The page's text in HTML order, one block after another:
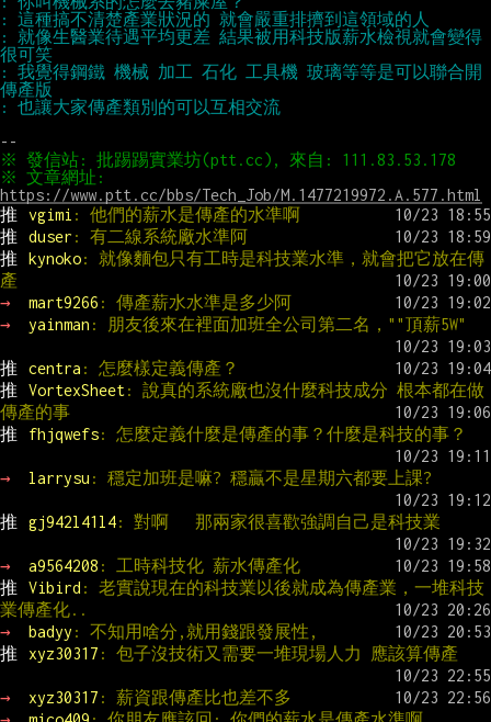
: 就像生醫業待遇平均更差 結果被用科技版薪水檢視就會變得
: 我覺得鋼鐵 機械 加工 石化 工具機 玻璃等等是可以聯合開
https://www.ptt.cc/bbs/Tech_Job/M.1477219972.A.577.html
推
vgimi : 他們的薪水是傳產的水準啊
推
duser : 有二線系統廠水準阿
推
kynoko: 就像麵包只有工時是科技業水準，就會把它放在傳
產
→
mart9266 : 傳產薪水水準是多少阿
→
yainman : 朋友後來在裡面加班全公司第二名，""頂薪5W"
推 centra : 怎麼樣定義傳產？
推
VortexSheet: 說真的系統廠也沒什麼科技成分 根本都在做
傳產的事
推
fhjqwefs: 怎麼定義什麼是傳產的事？什麼是科技的事？
→ larrysu : 穩定加班是嘛? 穩贏不是星期六都要上課?
推 gj942l41l4: 對啊   那兩家很喜歡強調自己是科技業
→ a9564208 : 工時科技化 薪水傳產化
推
Vibird : 老實說現在的科技業以後就成為傳產業，一堆科技
業傳產化..
→
badyy : 不知用啥分,就用錢跟發展性,
推
xyz30317 : 包子沒技術又需要一堆現場人力 應該算傳產
→ xyz30317 : 薪資跟傳產比也差不多